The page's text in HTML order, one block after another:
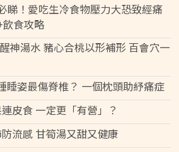
睇！愛吃生冷食物壓力大恐致經痛
食攻略
神湯水 豬心合桃以形補形 百會穴一
姿最傷脊椎？ 一個枕頭助紓痛症
皮食 一定更「有營」？
流感 甘筍湯又甜又健康